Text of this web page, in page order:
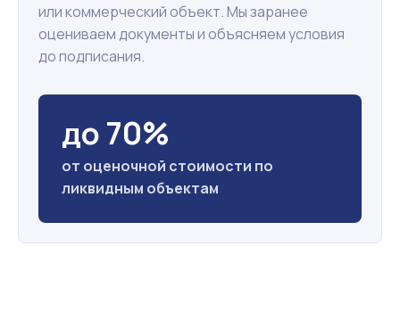
или коммерческий объект. Мы заранее
оцениваем документы и объясняем условия
до подписания.
до 70%
от оценочной стоимости по
ликвидным объектам